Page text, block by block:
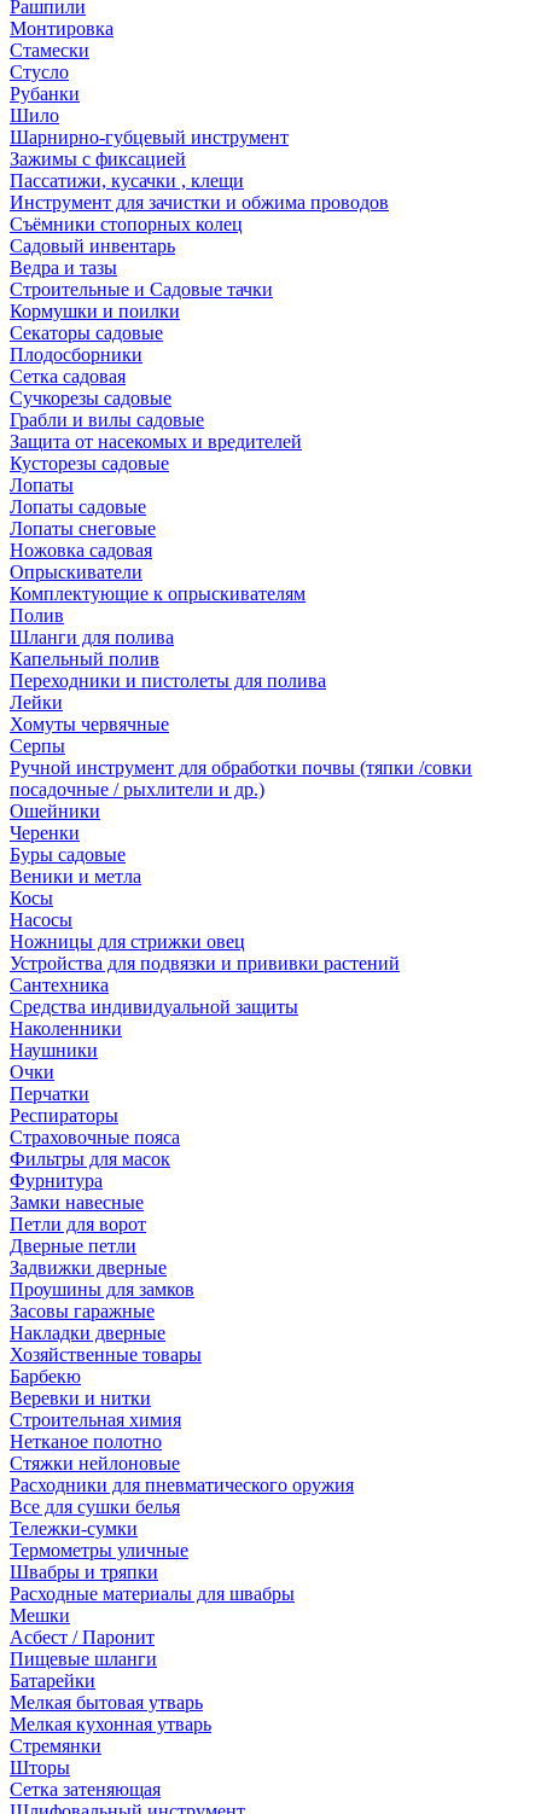
Рашпили
Монтировка
Стамески
Стусло
Рубанки
Шило
Шарнирно-губцевый инструмент
Зажимы с фиксацией
Пассатижи, кусачки , клещи
Инструмент для зачистки и обжима проводов
Съёмники стопорных колец
Садовый инвентарь
Ведра и тазы
Строительные и Садовые тачки
Кормушки и поилки
Секаторы садовые
Плодосборники
Сетка садовая
Сучкорезы садовые
Грабли и вилы садовые
Защита от насекомых и вредителей
Кусторезы садовые
Лопаты
Лопаты садовые
Лопаты снеговые
Ножовка садовая
Опрыскиватели
Комплектующие к опрыскивателям
Полив
Шланги для полива
Капельный полив
Переходники и пистолеты для полива
Лейки
Хомуты червячные
Серпы
Ручной инструмент для обработки почвы (тяпки /совки
посадочные / рыхлители и др.)
Ошейники
Черенки
Буры садовые
Веники и метла
Косы
Насосы
Ножницы для стрижки овец
Устройства для подвязки и прививки растений
Сантехника
Средства индивидуальной защиты
Наколенники
Наушники
Очки
Перчатки
Респираторы
Страховочные пояса
Фильтры для масок
Фурнитура
Замки навесные
Петли для ворот
Дверные петли
Задвижки дверные
Проушины для замков
Засовы гаражные
Накладки дверные
Хозяйственные товары
Барбекю
Веревки и нитки
Строительная химия
Нетканое полотно
Стяжки нейлоновые
Расходники для пневматического оружия
Все для сушки белья
Тележки-сумки
Термометры уличные
Швабры и тряпки
Расходные материалы для швабры
Мешки
Асбест / Паронит
Пищевые шланги
Батарейки
Мелкая бытовая утварь
Мелкая кухонная утварь
Стремянки
Шторы
Сетка затеняющая